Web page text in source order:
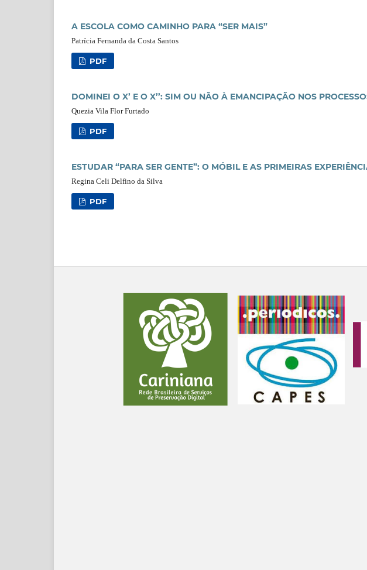
A ESCOLA COMO CAMINHO PARA “SER MAIS”
Patrícia Fernanda da Costa Santos
PDF
DOMINEI O X’ E O X’’: SIM OU NÃO À EMANCIPAÇÃO NOS
Quezia Vila Flor Furtado
PDF
ESTUDAR “PARA SER GENTE”: O MÓBIL E AS PRIMEIRAS
Regina Celi Delfino da Silva
PDF